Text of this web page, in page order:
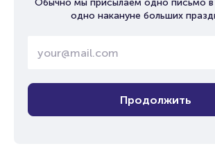
Обычно мы присылаем одно письмо
одно накануне больших
Продолжить